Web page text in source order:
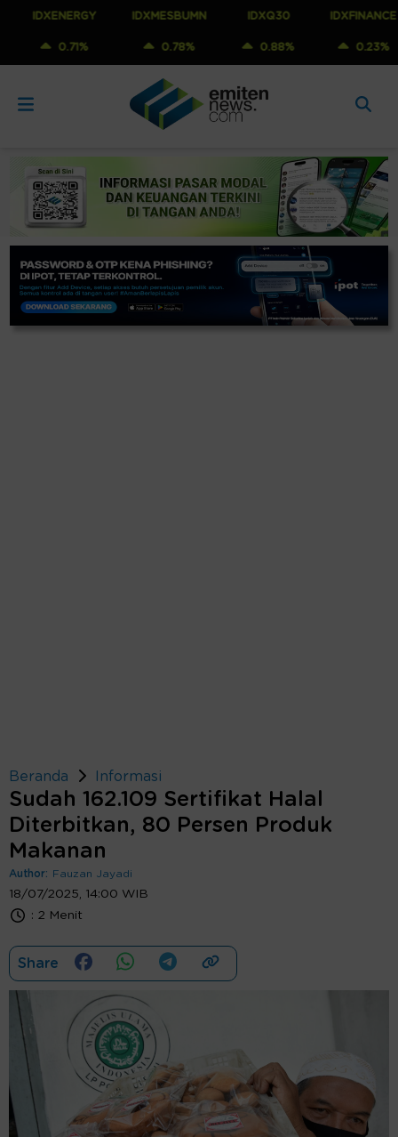
0.71%
IDXMESBUMN
0.78% 0.88%
IDXFINANCE
0.23%
Beranda Informasi
Sudah 162.109 Sertifikat Halal
Diterbitkan, 80 Persen Produk
Makanan
Author: Fauzan Jayadi
18/07/2025, 14:00 WIB
: 2 Menit
Share